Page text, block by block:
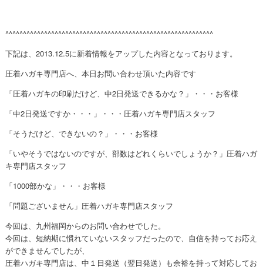
^^^^^^^^^^^^^^^^^^^^^^^^^^^^^^^^^^^^^^^^^^^^^^^^^^^^^^^^^^^
下記は、2013.12.5に新着情報をアップした内容となっております。
圧着ハガキ専門店へ、本日お問い合わせ頂いた内容です
「圧着ハガキの印刷だけど、中2日発送できるかな？」・・・お客様
「中2日発送ですか・・・」・・・圧着ハガキ専門店スタッフ
「そうだけど、できないの？」・・・お客様
「いやそうではないのですが、部数はどれくらいでしょうか？」圧着ハガ
キ専門店スタッフ
「1000部かな」・・・お客様
「問題ございません」圧着ハガキ専門店スタッフ
今回は、九州福岡からのお問い合わせでした。
今回は、短納期に慣れていないスタッフだったので、自信を持ってお応え
ができませんでしたが、
圧着ハガキ専門店は、中１日発送（翌日発送）も余裕を持って対応してお